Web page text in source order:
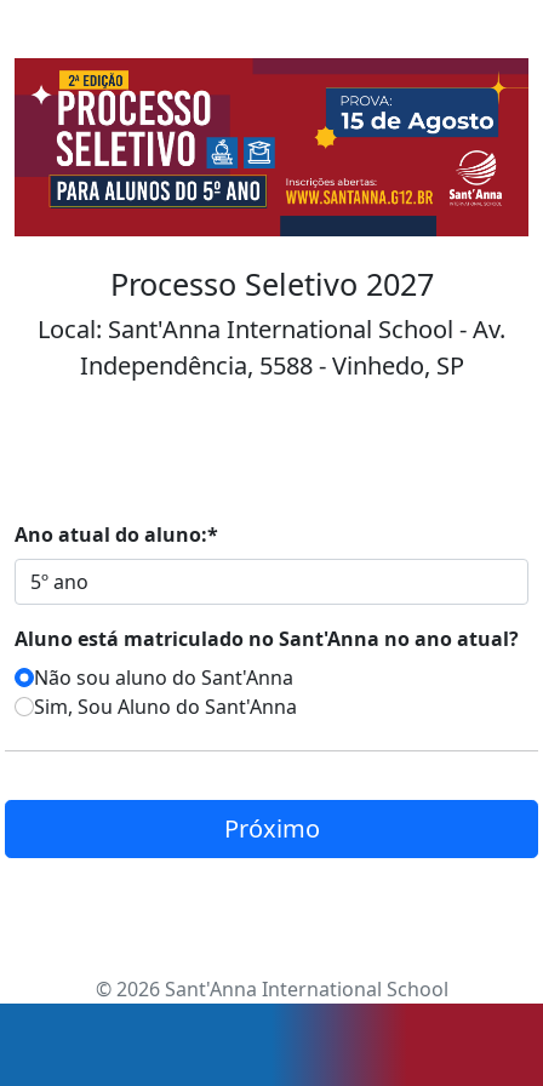
Processo Seletivo 2027
Local: Sant'Anna International School - Av.
Independência, 5588 - Vinhedo, SP
Ano atual do aluno:*
Aluno está matriculado no Sant'Anna no ano atual?
Não sou aluno do Sant'Anna
Sim, Sou Aluno do Sant'Anna
Próximo
© 2026 Sant'Anna International School